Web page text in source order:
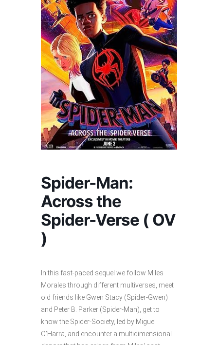
Spider-Man:
Across the
Spider-Verse ( OV
)
In this fast-paced sequel we follow Miles
Morales through different multiverses, meet
old friends like Gwen Stacy (Spider-Gwen)
and Peter B. Parker (Spider-Man), get to
know the Spider-Society, led by Miguel
O’Harra, and encounter a multidimensional